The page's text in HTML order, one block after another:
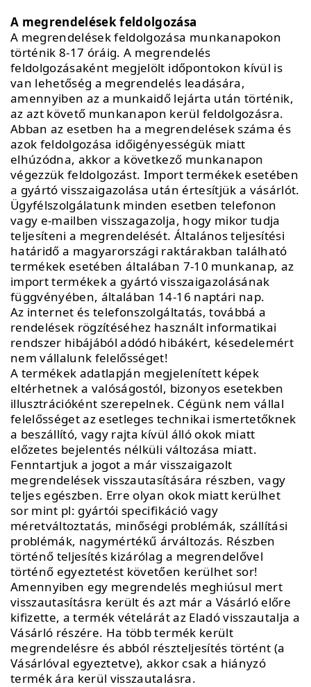
A megrendelések feldolgozása
A megrendelések feldolgozása munkanapokon
történik 8-17 óráig. A megrendelés
feldolgozásaként megjelölt időpontokon kívül is
van lehetőség a megrendelés leadására,
amennyiben az a munkaidő lejárta után történik,
az azt követő munkanapon kerül feldolgozásra.
Abban az esetben ha a megrendelések száma és
azok feldolgozása időigényességük miatt
elhúzódna, akkor a következő munkanapon
végezzük feldolgozást. Import termékek esetében
a gyártó visszaigazolása után értesítjük a vásárlót.
Ügyfélszolgálatunk minden esetben telefonon
vagy e-mailben visszagazolja, hogy mikor tudja
teljesíteni a megrendelését. Általános teljesítési
határidő a magyarországi raktárakban található
termékek esetében általában 7-10 munkanap, az
import termékek a gyártó visszaigazolásának
függvényében, általában 14-16 naptári nap.
Az internet és telefonszolgáltatás, továbbá a
rendelések rögzítéséhez használt informatikai
rendszer hibájából adódó hibákért, késedelemért
nem vállalunk felelősséget!
A termékek adatlapján megjelenített képek
eltérhetnek a valóságostól, bizonyos esetekben
illusztrációként szerepelnek. Cégünk nem vállal
felelősséget az esetleges technikai ismertetőknek
a beszállító, vagy rajta kívül álló okok miatt
előzetes bejelentés nélküli változása miatt.
Fenntartjuk a jogot a már visszaigazolt
megrendelések visszautasítására részben, vagy
teljes egészben. Erre olyan okok miatt kerülhet
sor mint pl: gyártói specifikáció vagy
méretváltoztatás, minőségi problémák, szállítási
problémák, nagymértékű árváltozás. Részben
történő teljesítés kizárólag a megrendelővel
történő egyeztetést követően kerülhet sor!
Amennyiben egy megrendelés meghiúsul mert
visszautasításra került és azt már a Vásárló előre
kifizette, a termék vételárát az Eladó visszautalja a
Vásárló részére. Ha több termék került
megrendelésre és abból részteljesítés történt (a
Vásárlóval egyeztetve), akkor csak a hiányzó
termék ára kerül visszautalásra.